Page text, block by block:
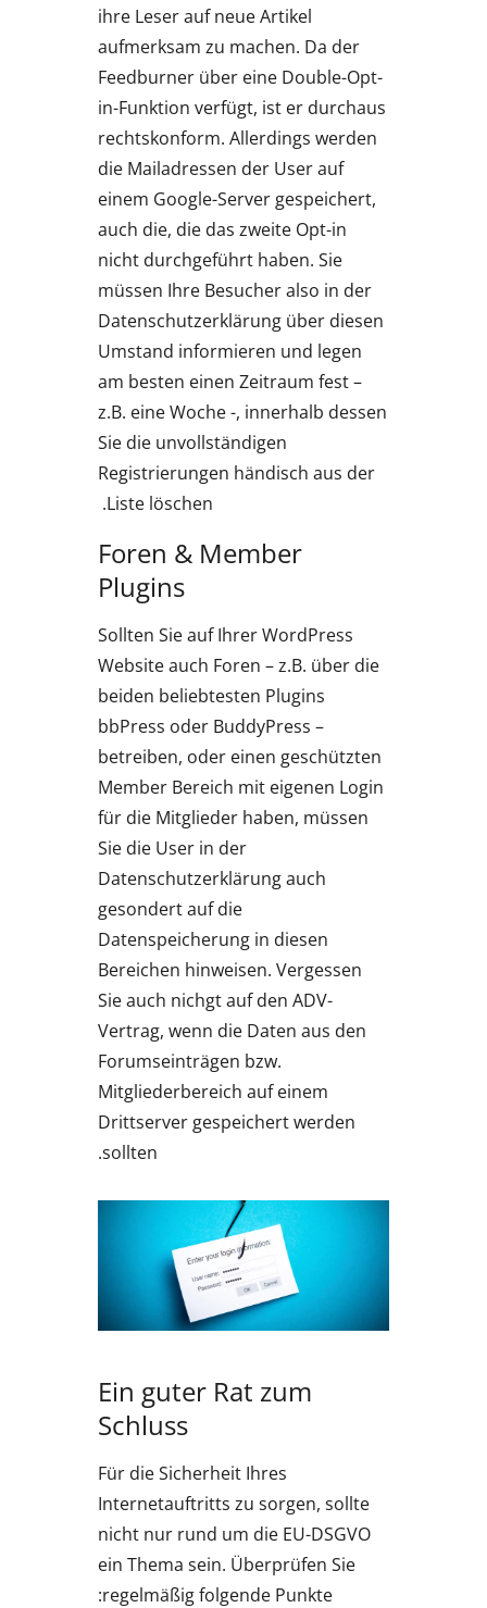
ihre Leser auf neue Artikel
aufmerksam zu machen. Da der
Feedburner über eine Double-Opt-
in-Funktion verfügt, ist er durchaus
rechtskonform. Allerdings werden
die Mailadressen der User auf
einem Google-Server gespeichert,
auch die, die das zweite Opt-in
nicht durchgeführt haben. Sie
müssen Ihre Besucher also in der
Datenschutzerklärung über diesen
Umstand informieren und legen
am besten einen Zeitraum fest –
z.B. eine Woche -, innerhalb dessen
Sie die unvollständigen
Registrierungen händisch aus der
Liste löschen.
Foren & Member
Plugins
Sollten Sie auf Ihrer WordPress
Website auch Foren – z.B. über die
beiden beliebtesten Plugins
bbPress oder BuddyPress –
betreiben, oder einen geschützten
Member Bereich mit eigenen Login
für die Mitglieder haben, müssen
Sie die User in der
Datenschutzerklärung auch
gesondert auf die
Datenspeicherung in diesen
Bereichen hinweisen. Vergessen
Sie auch nichgt auf den ADV-
Vertrag, wenn die Daten aus den
Forumseinträgen bzw.
Mitgliederbereich auf einem
Drittserver gespeichert werden
sollten.
Ein guter Rat zum
Schluss
Für die Sicherheit Ihres
Internetauftritts zu sorgen, sollte
nicht nur rund um die EU-DSGVO
ein Thema sein. Überprüfen Sie
regelmäßig folgende Punkte: